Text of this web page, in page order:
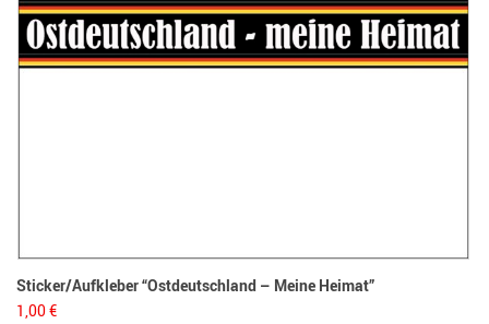
Sticker/Aufkleber “Ostdeutschland – Meine Heimat”
1,00€